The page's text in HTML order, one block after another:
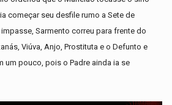
começar seu desfile rumo a Sete de
Sarmento correu para frente do
Viúva, Anjo, Prostituta e o Defunto e
um pouco, pois o Padre ainda ia se